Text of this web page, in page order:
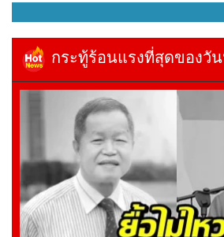
กระทู้ร้อนแรงที่สุดของวั